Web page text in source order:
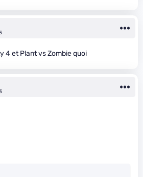
4 et Plant vs Zombie quoi